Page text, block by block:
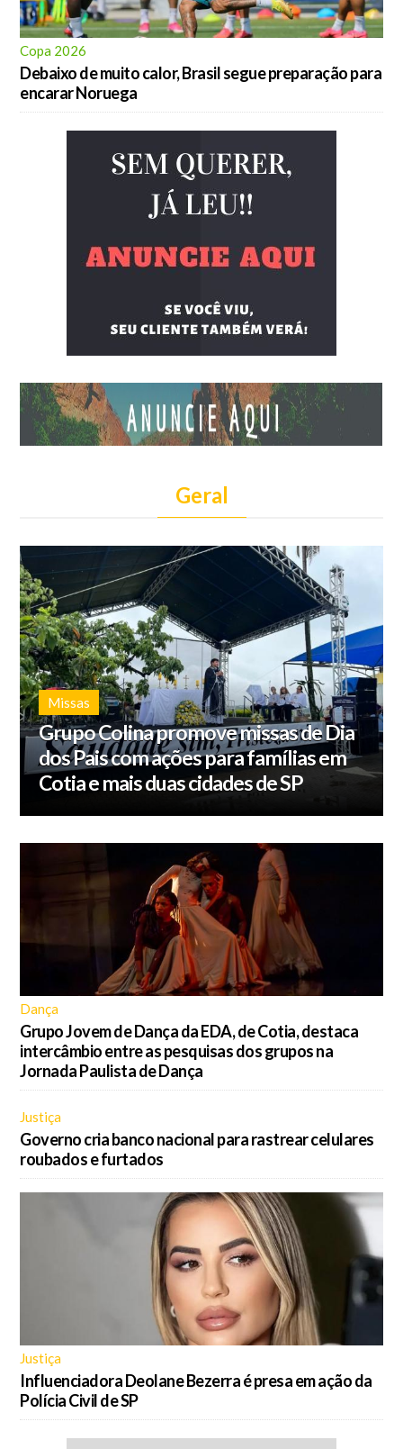
Copa 2026
Debaixo de muito calor, Brasil segue preparação para
encarar Noruega
Geral
Missas
Grupo Colina promove missas de Dia
dos Pais com ações para famílias em
Cotia e mais duas cidades de SP
Dança
Grupo Jovem de Dança da EDA, de Cotia, destaca
intercâmbio entre as pesquisas dos grupos na
Jornada Paulista de Dança
Justiça
Governo cria banco nacional para rastrear celulares
roubados e furtados
Justiça
Influenciadora Deolane Bezerra é presa em ação da
Polícia Civil de SP